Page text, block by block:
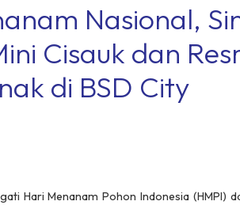
Nasional,
Cisauk dan
di BSD City
Hari Menanam Pohon Indonesia (HMPI)